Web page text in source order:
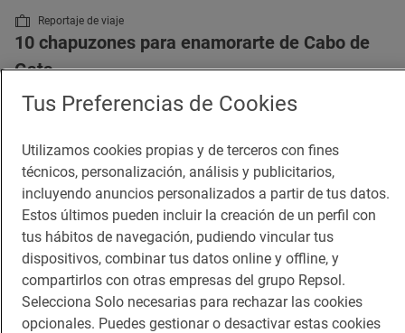
Reportaje de viaje
10 chapuzones para enamorarte de Cabo de
Gata
Tus Preferencias de Cookies
Utilizamos cookies propias y de terceros con fines
técnicos, personalización, análisis y publicitarios,
incluyendo anuncios personalizados a partir de tus datos.
Estos últimos pueden incluir la creación de un perfil con
tus hábitos de navegación, pudiendo vincular tus
dispositivos, combinar tus datos online y offline, y
compartirlos con otras empresas del grupo Repsol.
Selecciona Solo necesarias para rechazar las cookies
opcionales. Puedes gestionar o desactivar estas cookies